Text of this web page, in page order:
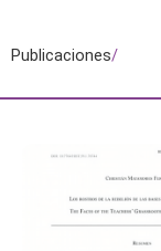
Publicaciones/